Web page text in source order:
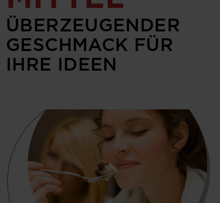
ÜBERZEUGENDER
GE­SCHMACK FÜR
IHRE IDEEN